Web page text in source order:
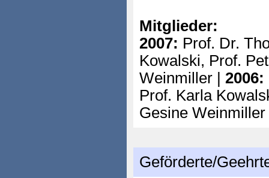
Mitglieder:
2007: Prof. Dr.
Kowalski, Prof.
Weinmiller | 2006:
Prof. Karla
Gesine Weinmiller
Geförderte/